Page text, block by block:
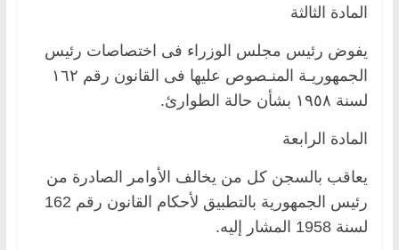
المادة الثالثة
يفوض رئيس مجلس الوزراء فى اختصاصات رئيس
الجمهوريـة المنـصوص عليها فى القانون رقم ١٦٢
لسنة ١٩٥٨ بشأن حالة الطوارئ.
المادة الرابعة
يعاقب بالسجن كل من يخالف الأوامر الصادرة من
رئيس الجمهورية بالتطبيق لأحكام القانون رقم 162
لسنة 1958 المشار إليه.